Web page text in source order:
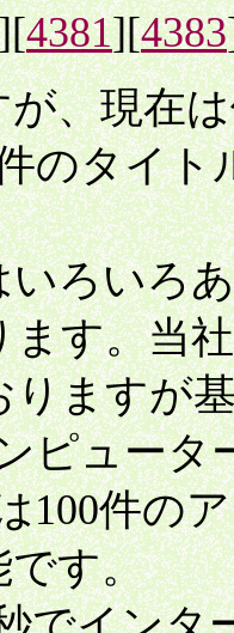
4381][4383
、現在は
のタイ
ろいろあ
ます。当
ますが
ピュータ
100件の
です。